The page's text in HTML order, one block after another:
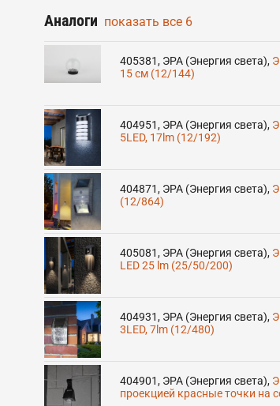
Аналоги показать все 6
405381, ЭРА (Энергия света),
15 cм (12/144)
404951, ЭРА (Энергия света),
5LED, 17lm (12/192)
404871, ЭРА (Энергия света),
(12/864)
405081, ЭРА (Энергия света),
LED 25 lm (25/50/200)
404931, ЭРА (Энергия света),
3LED, 7lm (12/480)
404901, ЭРА (Энергия света),
проекцией красные точки на